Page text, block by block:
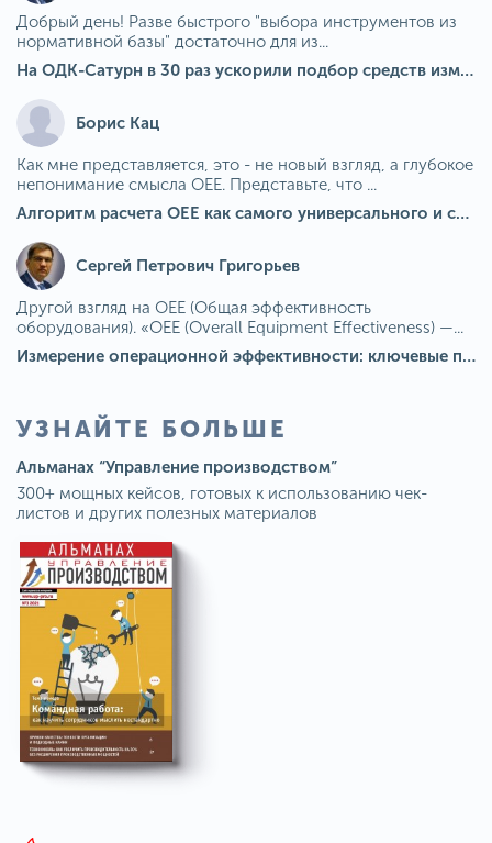
Добрый день! Разве быстрого "выбора инструментов из
нормативной базы" достаточно для из...
На ОДК-Сатурн в 30 раз ускорили подбор средств измерения для контроля качества продукции
Борис Кац
Как мне представляется, это - не новый взгляд, а глубокое
непонимание смысла OEE. Представьте, что ...
Алгоритм расчета ОЕЕ как самого универсального и современного показателя эффективности оборудования в мире
Сергей Петрович Григорьев
Другой взгляд на OEE (Общая эффективность
оборудования). «OEE (Overall Equipment Effectiveness) —...
Измерение операционной эффективности: ключевые показатели для непрерывного совершенствования
УЗНАЙТЕ БОЛЬШЕ
Альманах “Управление производством”
300+ мощных кейсов, готовых к использованию чек-
листов и других полезных материалов